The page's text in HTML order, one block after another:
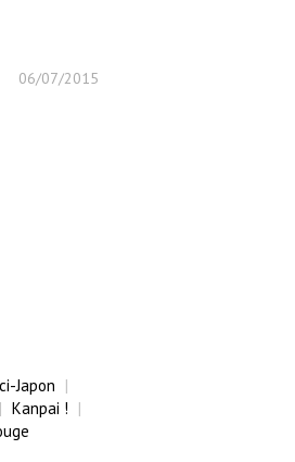
06/07/2015
Japon
Kanpai !